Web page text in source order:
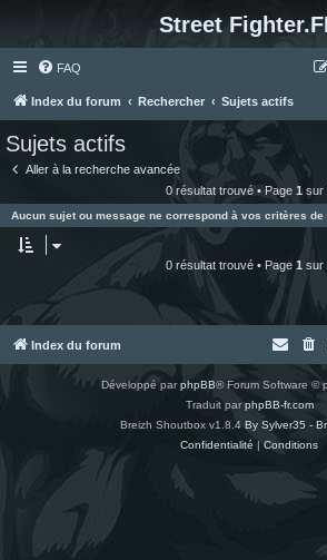
Street
FAQ
Index du forum Rechercher Sujets actifs
Sujets actifs
Aller à la recherche avancée
0 résultat trouvé • Page 1 sur
Aucun sujet ou message ne correspond à vos critères de
0 résultat trouvé • Page 1 sur
Index du forum
Développé parphpBB® Forum Software ©
Traduit parphpBB-fr.com
Breizh Shoutbox v1.8.4 By Sylver35 -
Confidentialité | Conditions